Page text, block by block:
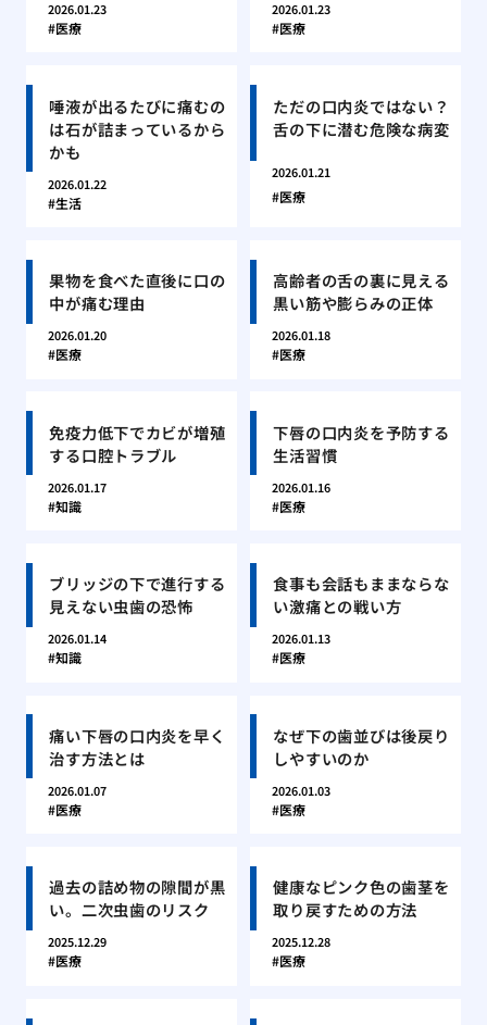
2026.01.23
医療
2026.01.23
医療
唾液が出るたびに痛むの
は石が詰まっているから
かも
2026.01.22
生活
ただの口内炎ではない？
舌の下に潜む危険な病変
2026.01.21
医療
果物を食べた直後に口の
中が痛む理由
2026.01.20
医療
高齢者の舌の裏に見える
黒い筋や膨らみの正体
2026.01.18
医療
免疫力低下でカビが増殖
する口腔トラブル
2026.01.17
知識
下唇の口内炎を予防する
生活習慣
2026.01.16
医療
ブリッジの下で進行する
見えない虫歯の恐怖
2026.01.14
知識
食事も会話もままならな
い激痛との戦い方
2026.01.13
医療
痛い下唇の口内炎を早く
治す方法とは
2026.01.07
医療
なぜ下の歯並びは後戻り
しやすいのか
2026.01.03
医療
過去の詰め物の隙間が黒
い。二次虫歯のリスク
2025.12.29
医療
健康なピンク色の歯茎を
取り戻すための方法
2025.12.28
医療